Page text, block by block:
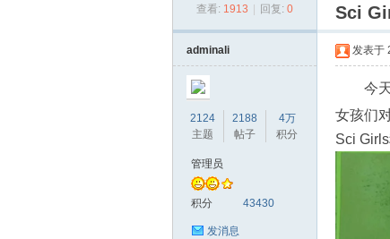
›
查看: 1913 回复: 0 Sci
adminali
2124
主题
2188
帖子
4万
积分
管理员
积分 43430
发消息
发表于
今
女孩们
Sci